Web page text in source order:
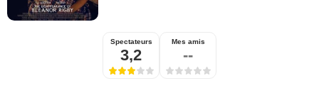
Spectateurs
3,2
Mes amis
--